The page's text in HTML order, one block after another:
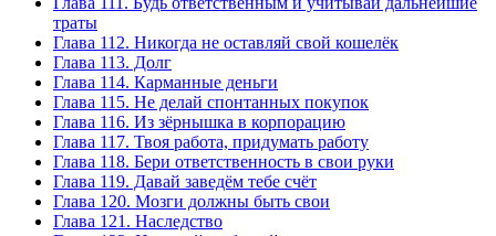
траты
Глава 112. Никогда не оставляй свой кошелёк
Глава 113. Долг
Глава 114. Карманные деньги
Глава 115. Не делай спонтанных покупок
Глава 116. Из зёрнышка в корпорацию
Глава 117. Твоя работа, придумать работу
Глава 118. Бери ответственность в свои руки
Глава 119. Давай заведём тебе счёт
Глава 120. Мозги должны быть свои
Глава 121. Наследство